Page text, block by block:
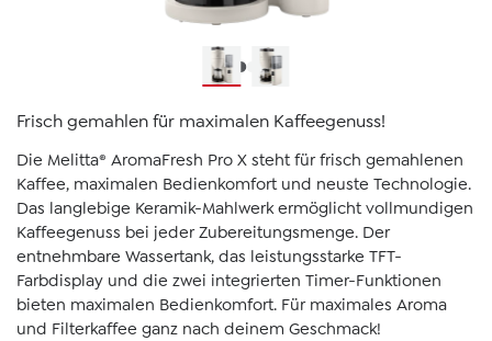
Frisch gemahlen für maximalen Kaffeegenuss!
Die Melitta® AromaFresh Pro X steht für frisch gemahlenen
Kaffee, maximalen Bedienkomfort und neuste Technologie.
Das langlebige Keramik-Mahlwerk ermöglicht vollmundigen
Kaffeegenuss bei jeder Zubereitungsmenge. Der
entnehmbare Wassertank, das leistungsstarke TFT-
Farbdisplay und die zwei integrierten Timer-Funktionen
bieten maximalen Bedienkomfort. Für maximales Aroma
und Filterkaffee ganz nach deinem Geschmack!